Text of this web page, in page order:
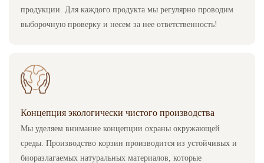
продукции. Для каждого продукта мы регулярно проводим
выборочную проверку и несем за нее ответственность!
Концепция экологически чистого производства
Мы уделяем внимание концепции охраны окружающей
среды. Производство корзин производится из устойчивых и
биоразлагаемых натуральных материалов, которые